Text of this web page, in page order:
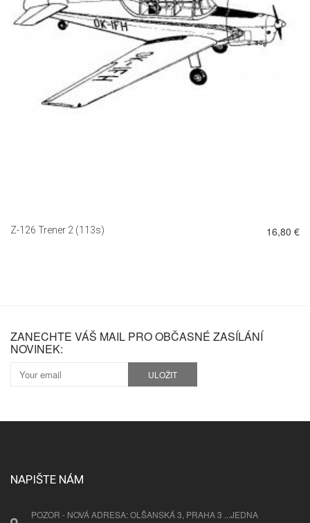
Z-126 Trener 2 (113s) 16,80 €
DETAIL
ZANECHTE VÁŠ MAIL PRO OBČASNÉ ZASÍLÁNÍ
NOVINEK:
ULOŽIT
NAPIŠTE NÁM
POZOR - NOVÁ ADRESA: OLŠANSKÁ 3, PRAHA 3 ...JEDNA